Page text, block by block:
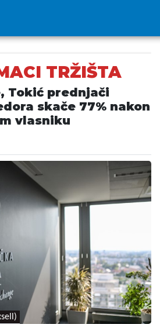
TRŽIŠTA
Tokić prednjači
skače 77% nakon
vlasniku